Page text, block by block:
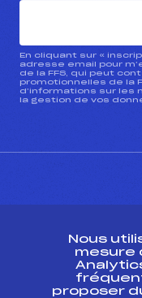
En cliquant sur «
adresse email pour
de la FFS, qui peut
promotionnelles de la
d’informations sur les
la gestion de vos
Ressources
Nous
mesure
proposer